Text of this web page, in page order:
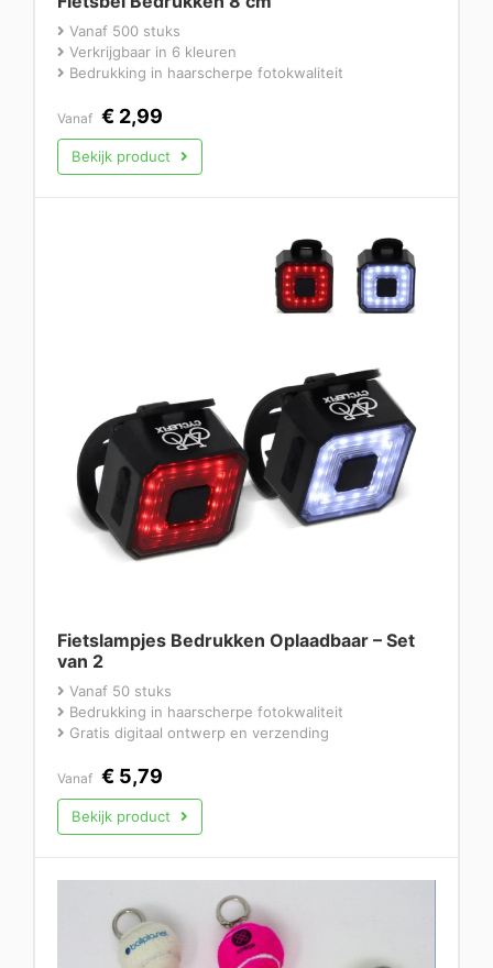
Vanaf 500 stuks
Verkrijgbaar in 6 kleuren
Bedrukking in haarscherpe fotokwaliteit
Vanaf € 2,99
Bekijk product
Fietslampjes Bedrukken Oplaadbaar – Set
van 2
Vanaf 50 stuks
Bedrukking in haarscherpe fotokwaliteit
Gratis digitaal ontwerp en verzending
Vanaf € 5,79
Bekijk product